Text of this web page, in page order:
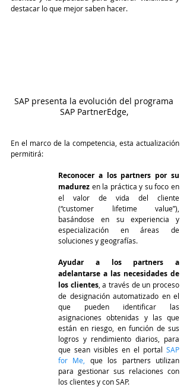
destacar lo que mejor saben hacer.
SAP presenta la evolución del programa
SAP PartnerEdge,
En el marco de la competencia, esta actualización
permitirá:
Reconocer a los partners por su
madurez en la práctica y su foco en
el valor de vida del cliente
(“customer lifetime value”),
basándose en su experiencia y
especialización en áreas de
soluciones y geografías.
Ayudar a los partners a
adelantarse a las necesidades de
los clientes, a través de un proceso
de designación automatizado en el
que pueden identificar las
asignaciones obtenidas y las que
están en riesgo, en función de sus
logros y rendimiento diarios, para
que sean visibles en el portal SAP
for Me
que los partners utilizan
para gestionar sus relaciones con
los clientes y con SAP.